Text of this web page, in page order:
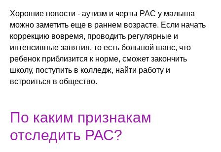
Хорошие новости - аутизм и черты РАС у малыша
можно заметить еще в раннем возрасте. Если начать
коррекцию вовремя, проводить регулярные и
интенсивные занятия, то есть большой шанс, что
ребенок приблизится к норме, сможет закончить
школу, поступить в колледж, найти работу и
встроиться в общество.
По каким признакам
отследить РАС?